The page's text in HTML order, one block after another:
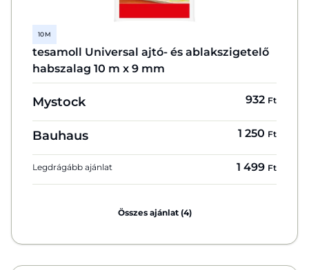
10 M
tesamoll Universal ajtó- és ablakszigetelő
habszalag 10 m x 9 mm
Mystock 932 Ft
Bauhaus 1 250 Ft
Legdrágább ajánlat 1 499 Ft
Összes ajánlat (4)